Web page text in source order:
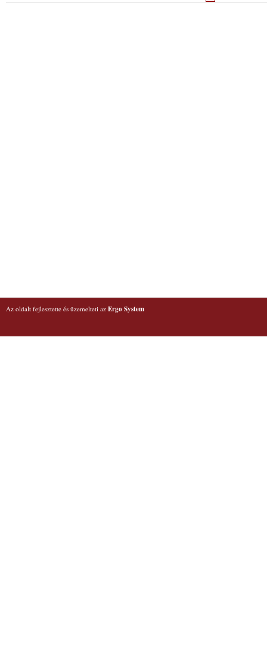
Az oldalt fejlesztette és üzemelteti az Ergo System